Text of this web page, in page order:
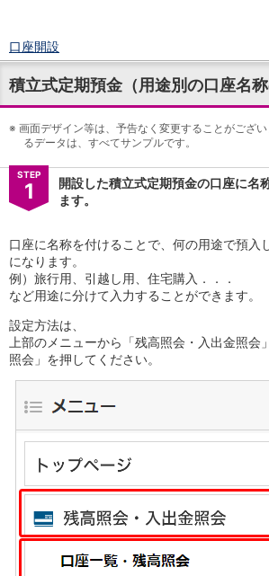
口座開設
ログイン
チャット
メニュー
商品・サービス
預金
円預金TOP
普通預金
定期預金
外貨預金TOP
外貨普通預金
外貨定期預金
資産運用
投資信託 TOP
証券口座開設
NISA
金銭信託
取扱商品一覧
iDeCo・国民年金基金
iDeCo（個人型確定拠出年金）
国民年金基金
WealthNavi for イオン銀行（ロボアドバイザ
積立式定期預金（用途別の口座名称
※ 画面デザイン等は、予告なく変更することがござ
るデータは、すべてサンプルです。
STEP
1
開設した積立式定期預金の口座に名
ます。
口座に名称を付けることで、何の用途で預入
になります。
例）旅行用、引越し用、住宅購入．．．
など用途に分けて入力することができます。
設定方法は、
上部のメニューから「残高照会・入出金照会
照会」を押してください。